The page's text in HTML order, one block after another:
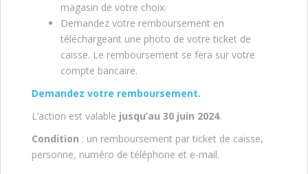
magasin de votre choix.
Demandez votre remboursement en
téléchargeant une photo de votre ticket de
caisse. Le remboursement se fera sur votre
compte bancaire.
Demandez votre remboursement.
L’action est valable jusqu’au 30 juin 2024.
Condition : un remboursement par ticket de caisse,
personne, numéro de téléphone et e-mail.